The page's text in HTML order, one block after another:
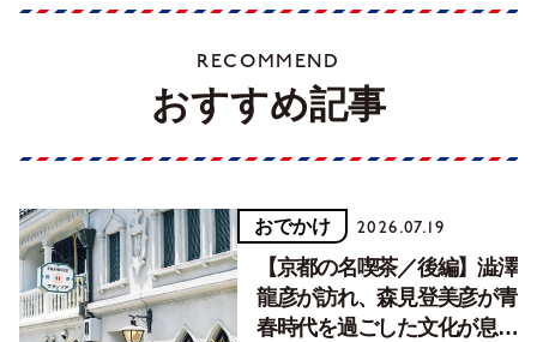
RECOMMEND
おすすめ記事
おでかけ 2026.07.19
【京都の名喫茶／後編】澁澤
龍彦が訪れ、森見登美彦が青
春時代を過ごした文化が息づ